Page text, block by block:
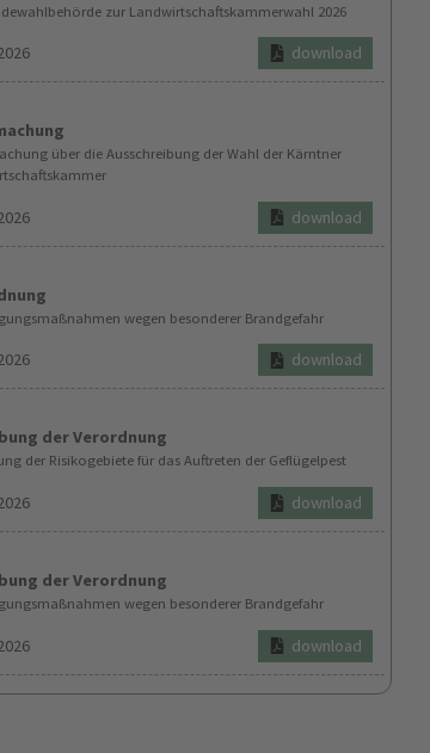
zur Landwirtschaftskammerwahl 2026
download
über die Ausschreibung der Wahl der Kärntner
download
wegen besonderer Brandgefahr
download
der Verordnung
der Risikogebiete für das Auftreten der Geflügelpest
download
der Verordnung
wegen besonderer Brandgefahr
download